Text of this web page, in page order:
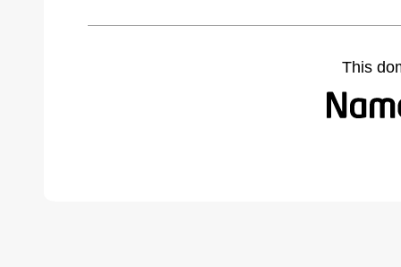
This